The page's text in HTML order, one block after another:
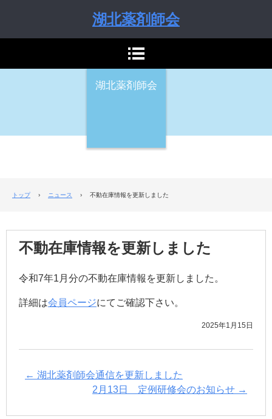
湖北薬剤師会
湖北薬剤師会
トップ › ニュース › 不動在庫情報を更新しました
不動在庫情報を更新しました
令和7年1月分の不動在庫情報を更新しました。
詳細は会員ページにてご確認下さい。
2025年1月15日
← 湖北薬剤師会通信を更新しました
2月13日 定例研修会のお知らせ →